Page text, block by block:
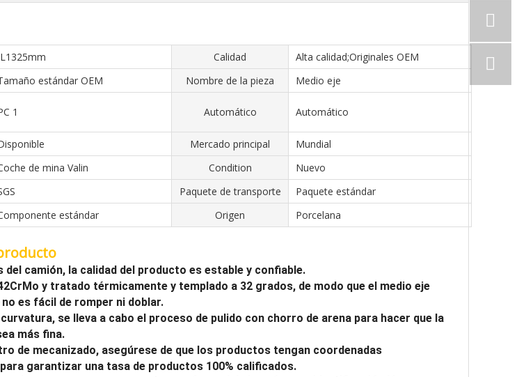
L1325mm Calidad
Alta calidad;Originales OEM
estándar OEM Nombre de la pieza
Medio eje
1 Automático Automático
Mercado principal
Mundial
de mina Valin Condition
Nuevo
Paquete de transporte
Paquete estándar
estándar Origen Porcelana
camión, la calidad del producto es estable y confiable.
y tratado térmicamente y templado a 32 grados, de modo que el medio eje
es fácil de romper ni doblar.
se lleva a cabo el proceso de pulido con chorro de arena para hacer que la
más fina.
de mecanizado, asegúrese de que los productos tengan coordenadas
garantizar una tasa de productos 100% calificados.